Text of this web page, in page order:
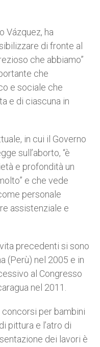
Vázquez, ha
di fronte al
che abbiamo”
che
e sociale che
e di ciascuna in
in cui il Governo
sull’aborto, “è
e profondità un
e che vede
personale
assistenziale e
precedenti si sono
(Perù) nel 2005 e in
al Congresso
nel 2011.
per bambini
pittura e l’atro di
dei lavori è